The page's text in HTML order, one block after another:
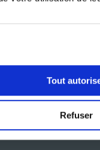
Tout
Refuser